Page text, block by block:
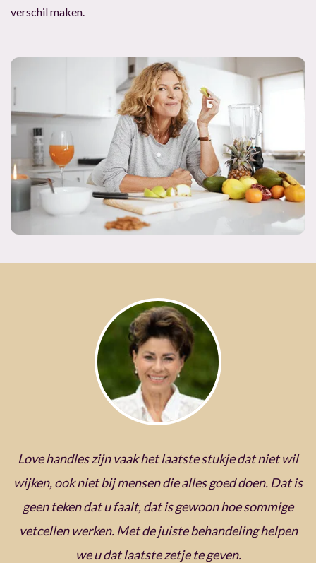
verschil maken.
Love handles zijn vaak het laatste stukje dat niet wil
wijken, ook niet bij mensen die alles goed doen. Dat is
geen teken dat u faalt, dat is gewoon hoe sommige
vetcellen werken. Met de juiste behandeling helpen
we u dat laatste zetje te geven.